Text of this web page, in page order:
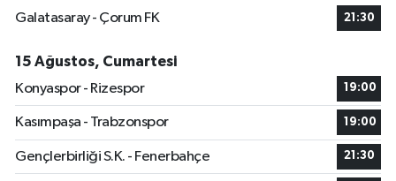
Galatasaray - Çorum FK
21:30
15 Ağustos, Cumartesi
Konyaspor - Rizespor
19:00
Kasımpaşa - Trabzonspor 19:00
Gençlerbirliği S.K. - Fenerbahçe 21:30